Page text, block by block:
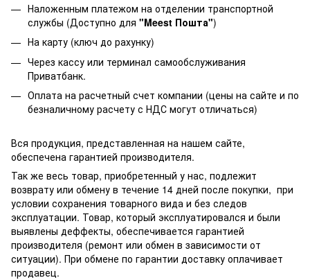
Наложенным платежом на отделении транспортной
службы (Доступно для "Meest Пошта")
На карту (ключ до рахунку)
Через кассу или терминал самообслуживания
Приватбанк.
Оплата на расчетный счет компании (цены на сайте и по
безналичному расчету с НДС могут отличаться)
Вся продукция, представленная на нашем сайте,
обеспечена гарантией производителя.
Так же весь товар, приобретенный у нас, подлежит
возврату или обмену в течение 14 дней после покупки, при
условии сохранения товарного вида и без следов
эксплуатации. Товар, который эксплуатировался и были
выявлены деффекты, обеспечивается гарантией
производителя (ремонт или обмен в зависимости от
ситуации). При обмене по гарантии доставку оплачивает
продавец.